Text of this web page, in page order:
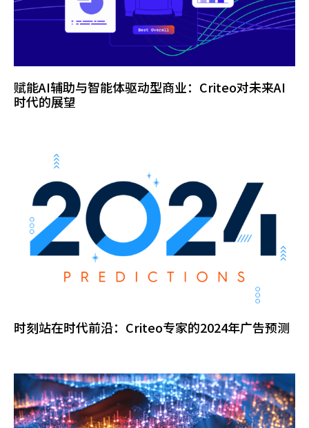
赋能AI辅助与智能体驱动型商业：Criteo对未来AI
时代的展望
时刻站在时代前沿：Criteo专家的2024年广告预测